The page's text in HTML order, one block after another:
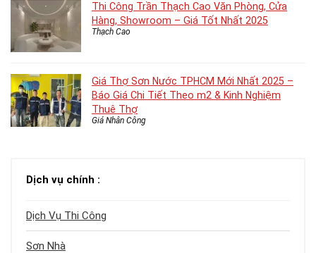
Thi Công Trần Thạch Cao Văn Phòng, Cửa
Hàng, Showroom – Giá Tốt Nhất 2025
Thạch Cao
Giá Thợ Sơn Nước TPHCM Mới Nhất 2025 –
Báo Giá Chi Tiết Theo m2 & Kinh Nghiệm
Thuê Thợ
Giá Nhân Công
Dịch vụ chính :
Dịch Vụ Thi Công
Sơn Nhà